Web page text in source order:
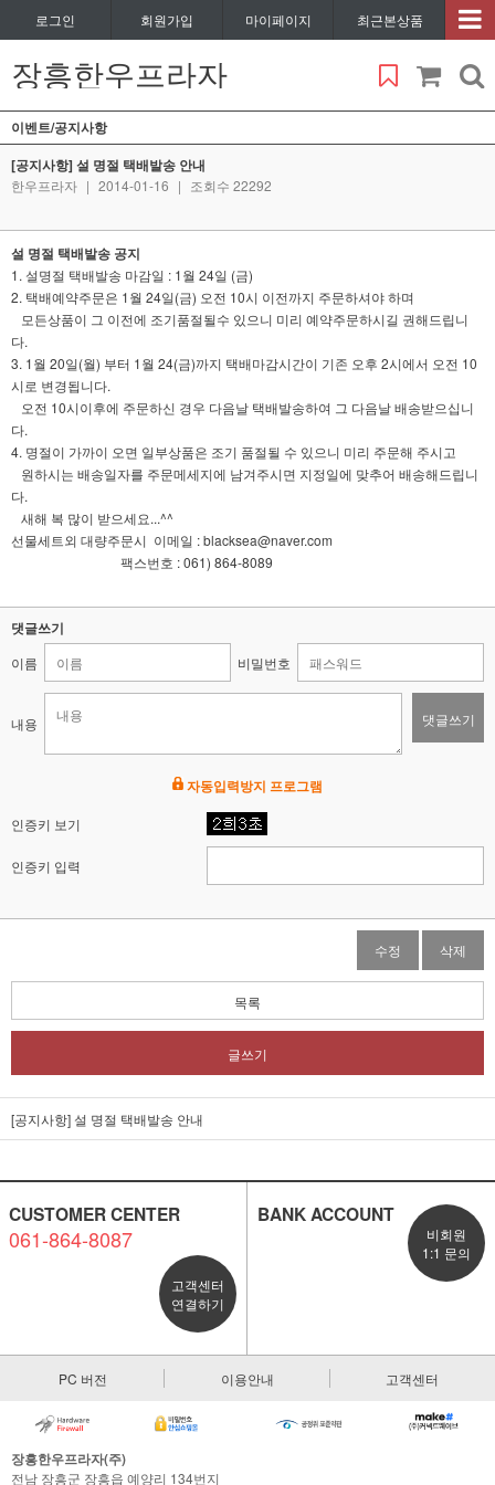
로그인 회원가입 마이페이지 최근본상품
장흥한우프라자
이벤트/공지사항
[공지사항] 설 명절 택배발송 안내
한우프라자 | 2014-01-16 | 조회수 22292
설 명절 택배발송 공지
1. 설명절 택배발송 마감일 : 1월 24일 (금)
2. 택배예약주문은 1월 24일(금) 오전 10시 이전까지 주문하셔야 하며
모든상품이 그 이전에 조기품절될수 있으니 미리 예약주문하시길 권해드립니
다.
3. 1월 20일(월) 부터 1월 24(금)까지 택배마감시간이 기존 오후 2시에서 오전 10
시로 변경됩니다.
오전 10시이후에 주문하신 경우 다음날 택배발송하여 그 다음날 배송받으십니
다.
4. 명절이 가까이 오면 일부상품은 조기 품절될 수 있으니 미리 주문해 주시고
원하시는 배송일자를 주문메세지에 남겨주시면 지정일에 맞추어 배송해드립니
다.
새해 복 많이 받으세요...^^
선물세트외 대량주문시 이메일 :blacksea@naver.com
팩스번호 : 061) 864-8089
댓글쓰기
이름 비밀번호
내용 댓글쓰기
자동입력방지 프로그램
인증키 보기
인증키 입력
수정 삭제
목록
글쓰기
[공지사항] 설 명절 택배발송 안내
CUSTOMER CENTER
061-864-8087
고객센터
연결하기
BANK ACCOUNT
비회원
1:1 문의
PC 버전 이용안내 고객센터
장흥한우프라자(주)
전남 장흥군 장흥읍 예양리 134번지